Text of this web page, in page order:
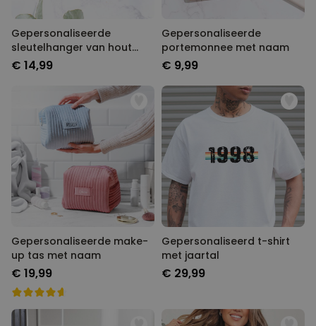
Gepersonaliseerde
sleutelhanger van hout
met naam
€ 14,99
Gepersonaliseerde
portemonnee met naam
€ 9,99
Gepersonaliseerde make-
up tas met naam
€ 19,99
Gepersonaliseerd t-shirt
met jaartal
€ 29,99